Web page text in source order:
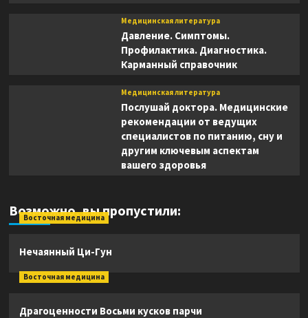
Медицинская литература
Давление. Симптомы.
Профилактика. Диагностика.
Карманный справочник
Медицинская литература
Послушай доктора. Медицинские
рекомендации от ведущих
специалистов по питанию, сну и
другим ключевым аспектам
вашего здоровья
Возможно, вы пропустили:
Восточная медицина
Нечаянный Ци-Гун
Восточная медицина
Драгоценности Восьми кусков парчи